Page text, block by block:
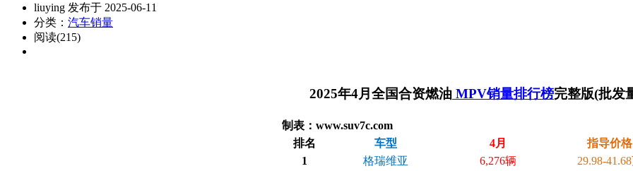
liuying 发布于 2025-06-11
分类： 汽车销量
阅读(215)
2025年4月全国合资燃油 MPV销量排行榜完整版(批发
制表：www.suv7c.com
排名
车型 4月
指导价格
1
格瑞维亚 6,276辆
29.98-